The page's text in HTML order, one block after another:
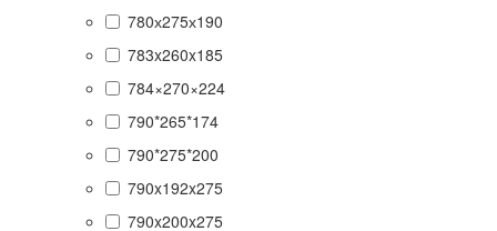
780х275х190
783x260x185
784×270×224
790*265*174
790*275*200
790x192x275
790x200x275